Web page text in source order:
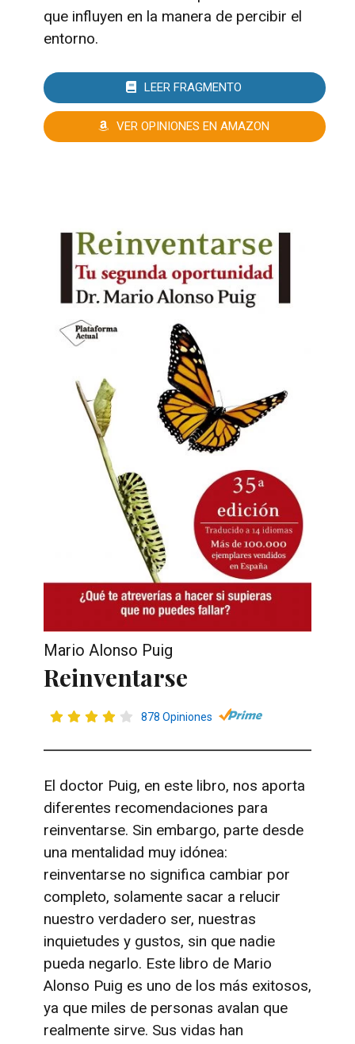
que influyen en la manera de percibir el
entorno.
LEER FRAGMENTO
VER OPINIONES EN AMAZON
Mario Alonso Puig
Reinventarse
878 Opiniones
El doctor Puig, en este libro, nos aporta
diferentes recomendaciones para
reinventarse. Sin embargo, parte desde
una mentalidad muy idónea:
reinventarse no significa cambiar por
completo, solamente sacar a relucir
nuestro verdadero ser, nuestras
inquietudes y gustos, sin que nadie
pueda negarlo. Este libro de Mario
Alonso Puig es uno de los más exitosos,
ya que miles de personas avalan que
realmente sirve. Sus vidas han